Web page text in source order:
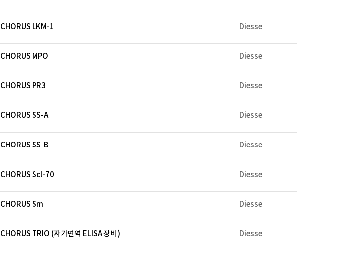
CHORUS LKM-1 Diesse
CHORUS MPO Diesse
CHORUS PR3 Diesse
CHORUS SS-A Diesse
CHORUS SS-B Diesse
CHORUS Scl-70 Diesse
CHORUS Sm Diesse
CHORUS TRIO (자가면역 ELISA 장비) Diesse